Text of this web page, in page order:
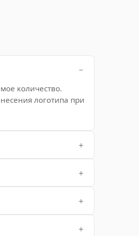
количество.
логотипа при